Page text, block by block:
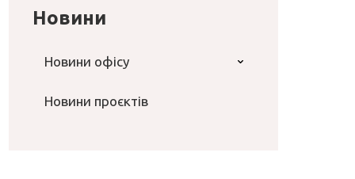
Новини
Новини офісу
Новини проєктів